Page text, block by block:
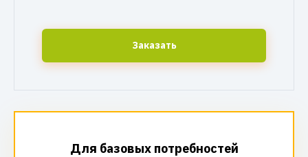
Заказать
Для базовых потребностей